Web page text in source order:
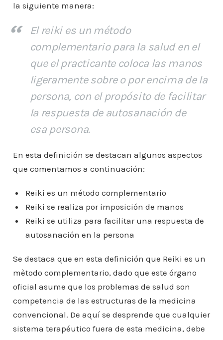
la siguiente manera:
Elreikies un método
complementario para la salud en el
que el practicante coloca las manos
ligeramente sobre o por encima de la
persona, con el propósito de facilitar
la respuesta de autosanación de
esa persona.
En esta definición se destacan algunos aspectos
que comentamos a continuación:
Reiki es un método complementario
Reiki se realiza por imposición de manos
Reiki se utiliza para facilitar una respuesta de
autosanación en la persona
Se destaca que en esta definición que Reiki es un
mètodo complementario, dado que este órgano
oficial asume que los problemas de salud son
competencia de las estructuras de la medicina
convencional. De aquí se desprende que cualquier
sistema terapéutico fuera de esta medicina, debe